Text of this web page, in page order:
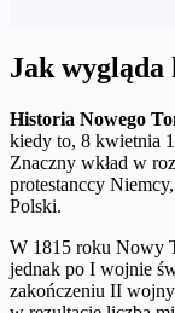
Jak wygląda
Historia Nowego
kiedy to, 8 kwietnia
Znaczny wkład w
protestanccy
Polski.
W 1815 roku Nowy
jednak po I wojnie
zakończeniu II wojny